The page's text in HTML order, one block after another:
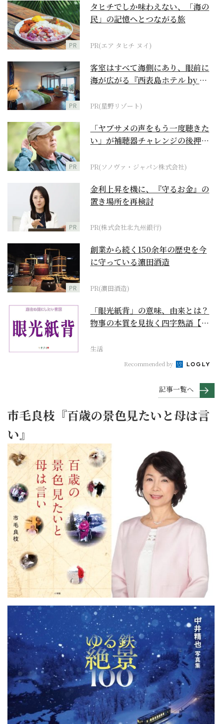
PR
タヒチでしか味わえない、「海の
民」の記憶へとつながる旅
PR(エア タヒチ ヌイ)
PR
客室はすべて海側にあり、眼前に
海が広がる『西表島ホテル by 星
PR(星野リゾート)
PR
「ヤブサメの声をもう一度聴きた
い」が補聴器チャレンジの後押し
PR(ソノヴァ・ジャパン株式会社)
PR
金利上昇を機に、『守るお金』の
置き場所を再検討
PR(株式会社北九州銀行)
PR
創業から続く150余年の歴史を今
に守っている濵田酒造
PR(濵田酒造)
「眼光紙背」の意味、由来とは？
物事の本質を見抜く四字熟語【座
生活
Recommended by
記事一覧へ
市毛良枝『百歳の景色見たいと母は言
い』